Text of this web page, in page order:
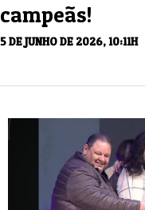
campeãs!
5 DE JUNHO DE 2026, 10:11H